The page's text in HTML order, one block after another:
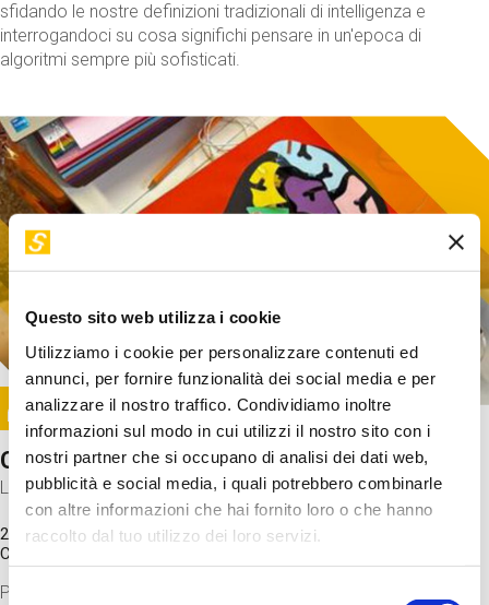
Questo sito web utilizza i cookie
Utilizziamo i cookie per personalizzare contenuti ed
annunci, per fornire funzionalità dei social media e per
analizzare il nostro traffico. Condividiamo inoltre
informazioni sul modo in cui utilizzi il nostro sito con i
nostri partner che si occupano di analisi dei dati web,
pubblicità e social media, i quali potrebbero combinarle
con altre informazioni che hai fornito loro o che hanno
raccolto dal tuo utilizzo dei loro servizi.
Selezione
sfidando le nostre definizioni tradizionali di intelligenza e
interrogandoci su cosa significhi pensare in un'epoca di
algoritmi sempre più sofisticati.
Image
SUNDAY@STEP
Come funziona il cervello?
Laboratorio
20 Set 2026 / 11:15 - 13:00
Costo
Proveremo a costruire un cervello in cartoncino cercando di